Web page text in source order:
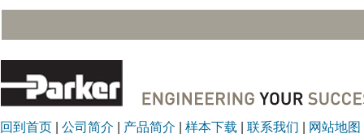
回到首页 公司简介 产品简介 样本下载 联系我们 网站地图